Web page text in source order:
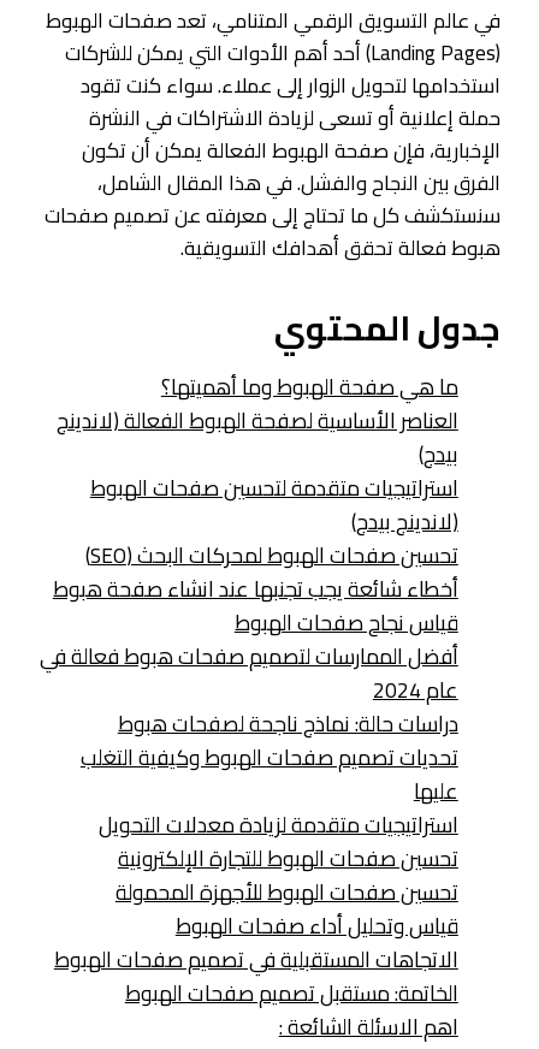
في عالم التسويق الرقمي المتنامي، تعد صفحات الهبوط
(Landing Pages) أحد أهم الأدوات التي يمكن للشركات
استخدامها لتحويل الزوار إلى عملاء. سواء كنت تقود
حملة إعلانية أو تسعى لزيادة الاشتراكات في النشرة
الإخبارية، فإن صفحة الهبوط الفعالة يمكن أن تكون
الفرق بين النجاح والفشل. في هذا المقال الشامل،
سنستكشف كل ما تحتاج إلى معرفته عن تصميم صفحات
هبوط فعالة تحقق أهدافك التسويقية.
جدول المحتوي
ما هي صفحة الهبوط وما أهميتها؟
العناصر الأساسية لصفحة الهبوط الفعالة (لاندينج
بيدج​)
استراتيجيات متقدمة لتحسين صفحات الهبوط
(لاندينج بيدج​)
تحسين صفحات الهبوط لمحركات البحث (SEO)
أخطاء شائعة يجب تجنبها عند انشاء صفحة هبوط
قياس نجاح صفحات الهبوط
أفضل الممارسات لتصميم صفحات هبوط فعالة في
عام 2024
دراسات حالة: نماذج ناجحة لصفحات هبوط
تحديات تصميم صفحات الهبوط وكيفية التغلب
عليها
استراتيجيات متقدمة لزيادة معدلات التحويل
تحسين صفحات الهبوط للتجارة الإلكترونية
تحسين صفحات الهبوط للأجهزة المحمولة
قياس وتحليل أداء صفحات الهبوط
الاتجاهات المستقبلية في تصميم صفحات الهبوط
الخاتمة: مستقبل تصميم صفحات الهبوط
اهم الاسئلة الشائعة :